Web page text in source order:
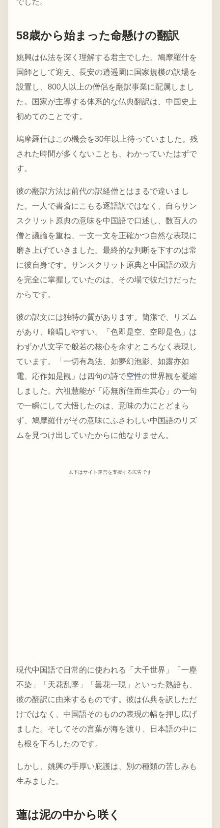
でした。
58歳から始まった命懸けの翻訳
姚興は仏法を深く理解する君主でした。鳩摩羅什を
国師として迎え、長安の逍遥園に国家規模の訳場を
設置し、800人以上の僧侶を翻訳事業に配属しまし
た。国家が主導する体系的な仏典翻訳は、中国史上
初めてのことです。
鳩摩羅什はこの機会を30年以上待っていました。残
された時間が多くないことも、わかっていたはずで
す。
彼の翻訳方法は前代の訳経僧とはまるで違いまし
た。一人で書斎にこもる逐語訳ではなく、自らサン
スクリット原典の意味を中国語で口述し、数百人の
僧と議論を重ね、一文一文を正確かつ自然な表現に
磨き上げていきました。最終的な判断を下すのは常
に彼自身です。サンスクリット原典と中国語の双方
を完全に掌握していたのは、その場で彼だけだった
からです。
彼の訳文には独特の質があります。簡潔で、リズム
があり、暗唱しやすい。「色即是空、空即是色」は
わずか八文字で般若の核心を余すところなく表現し
ています。「一切有為法、如夢幻泡影、如露亦如
電、応作如是観」は四句の詩で空性の世界観を凝縮
しました。六祖慧能が「応無所住而生其心」の一句
で一瞬にして大悟したのは、意味の力にとどまら
ず、鳩摩羅什がその意味にふさわしい中国語のリズ
ムを見つけ出していたからに他なりません。
以下はサイト運営を支援する広告です
現代中国語で日常的に使われる「大千世界」「一塵
不染」「天花乱墜」「曇花一現」といった熟語も、
彼の翻訳に由来するものです。彼は仏典を訳しただ
けではなく、中国語そのものの表現の幅を押し広げ
ました。そしてその言葉が海を渡り、日本語の中に
も根を下ろしたのです。
しかし、姚興の手厚い庇護は、別の種類の苦しみも
生みました。
蓮は泥の中から咲く